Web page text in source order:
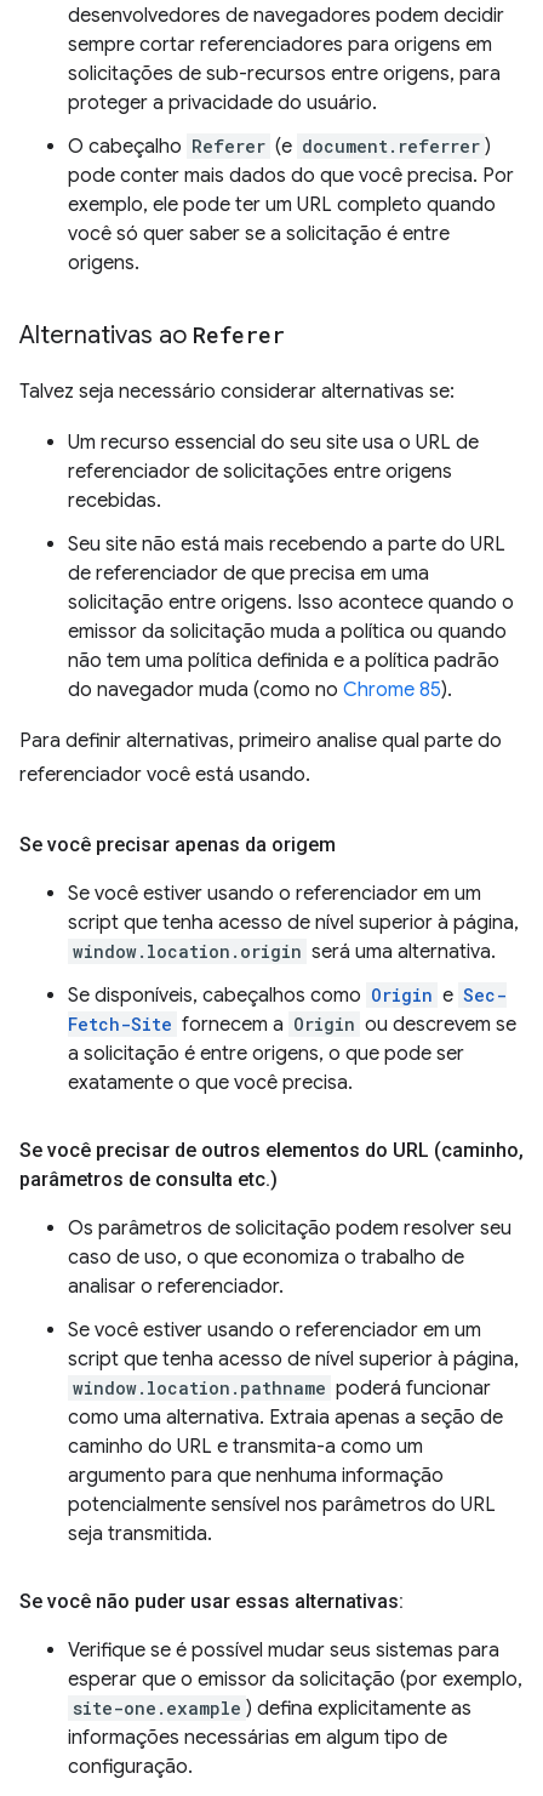
desenvolvedores de navegadores podem decidir
sempre cortar referenciadores para origens em
solicitações de sub-recursos entre origens, para
proteger a privacidade do usuário.
O cabeçalho Referer (e document.referrer )
pode conter mais dados do que você precisa. Por
exemplo, ele pode ter um URL completo quando
você só quer saber se a solicitação é entre
origens.
Alternativas ao Referer
Talvez seja necessário considerar alternativas se:
Um recurso essencial do seu site usa o URL de
referenciador de solicitações entre origens
recebidas.
Seu site não está mais recebendo a parte do URL
de referenciador de que precisa em uma
solicitação entre origens. Isso acontece quando o
emissor da solicitação muda a política ou quando
não tem uma política definida e a política padrão
do navegador muda (como no Chrome 85).
Para definir alternativas, primeiro analise qual parte do
referenciador você está usando.
Se você precisar apenas da origem
Se você estiver usando o referenciador em um
script que tenha acesso de nível superior à página,
window.location.origin será uma alternativa.
Se disponíveis, cabeçalhos como Origin e Sec-
Fetch-Site fornecem a Origin ou descrevem se
a solicitação é entre origens, o que pode ser
exatamente o que você precisa.
Se você precisar de outros elementos do URL (caminho,
parâmetros de consulta etc.)
Os parâmetros de solicitação podem resolver seu
caso de uso, o que economiza o trabalho de
analisar o referenciador.
Se você estiver usando o referenciador em um
script que tenha acesso de nível superior à página,
window.location.pathname poderá funcionar
como uma alternativa. Extraia apenas a seção de
caminho do URL e transmita-a como um
argumento para que nenhuma informação
potencialmente sensível nos parâmetros do URL
seja transmitida.
Se você não puder usar essas alternativas:
Verifique se é possível mudar seus sistemas para
esperar que o emissor da solicitação (por exemplo,
site-one.example ) defina explicitamente as
informações necessárias em algum tipo de
configuração.